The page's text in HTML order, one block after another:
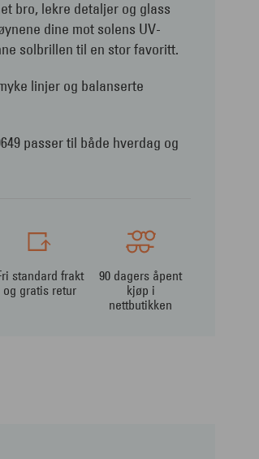
bro, lekre detaljer og glass
dine mot solens UV-
solbrillen til en stor favoritt.
linjer og balanserte
passer til både hverdag og
standard frakt
og gratis retur
90 dagers åpent
kjøp i
nettbutikken